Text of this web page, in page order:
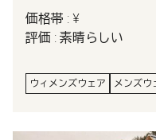
価格帯 : ¥
評価 : 素晴らしい
ウィメンズウェア メンズウ